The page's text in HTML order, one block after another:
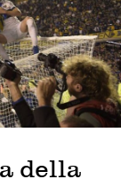
della